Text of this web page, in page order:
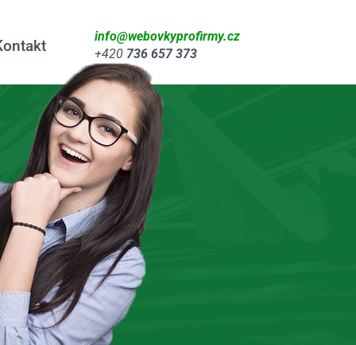
info@webovkyprofirmy.cz
+420 736 657 373